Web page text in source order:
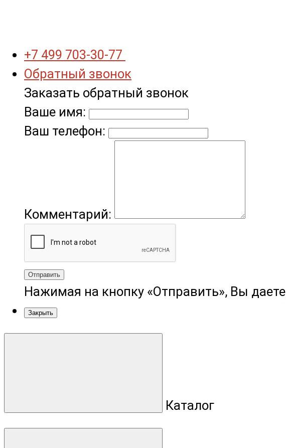
+7 499 703-30-77
Обратный звонок
Заказать обратный звонок
Ваше имя:
Ваш телефон:
Комментарий:
Отправить
Нажимая на кнопку «Отправить», Вы даете
Закрыть
Каталог